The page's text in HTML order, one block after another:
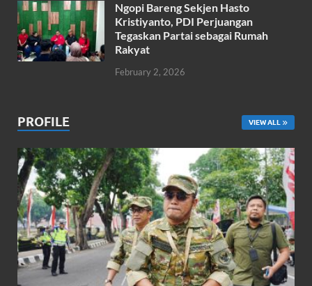
Ngopi Bareng Sekjen Hasto
Kristiyanto, PDI Perjuangan
Tegaskan Partai sebagai Rumah
Rakyat
February 2, 2026
PROFILE VIEW ALL